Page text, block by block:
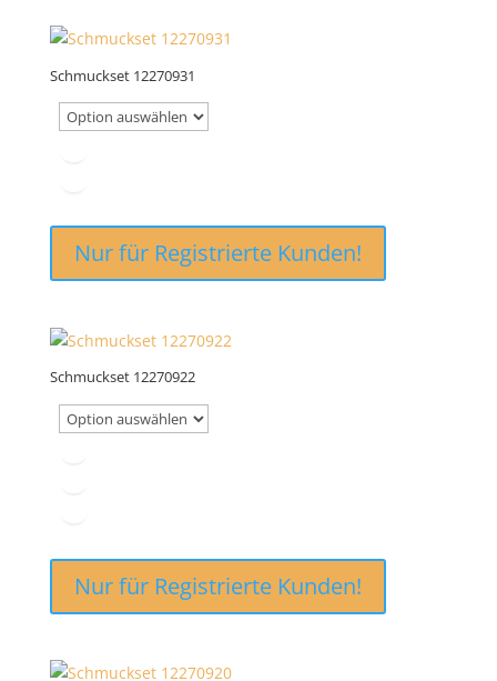
Schmuckset 12270931
Nur für Registrierte Kunden!
Schmuckset 12270922
Nur für Registrierte Kunden!